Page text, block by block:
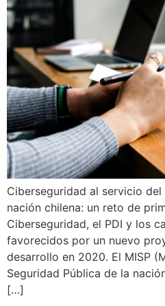
Ciberseguridad al servicio
nación chilena: un reto de
Ciberseguridad, el PDI y los
favorecidos por un nuevo
desarrollo en 2020. El MISP
Seguridad Pública de la
[…]